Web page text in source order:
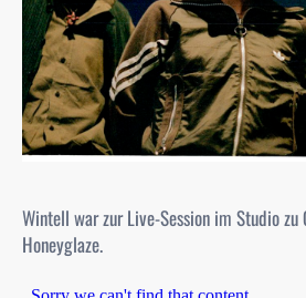
Wintell war zur Live-Session im Studio
Honeyglaze.